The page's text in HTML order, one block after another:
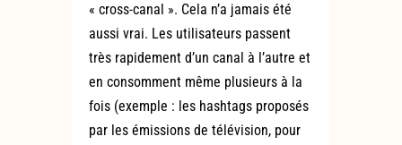
« cross-canal ». Cela n’a jamais été
aussi vrai. Les utilisateurs passent
très rapidement d’un canal à l’autre et
en consomment même plusieurs à la
fois (exemple : les hashtags proposés
par les émissions de télévision, pour